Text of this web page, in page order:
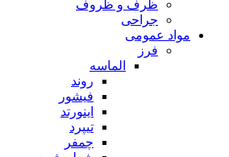
ظرف و ظروف
جراحی
مواد عمومی
فرز
الماسه
روند
فیشور
اینورتد
تیپرد
چمفر